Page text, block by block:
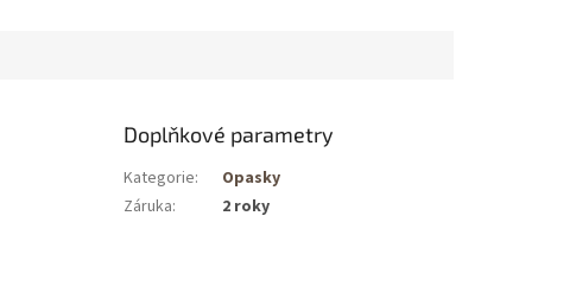
Doplňkové parametry
Kategorie:
Opasky
Záruka: 2 roky